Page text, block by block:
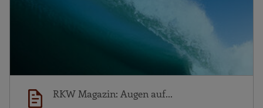
RKW Magazin: Augen auf...